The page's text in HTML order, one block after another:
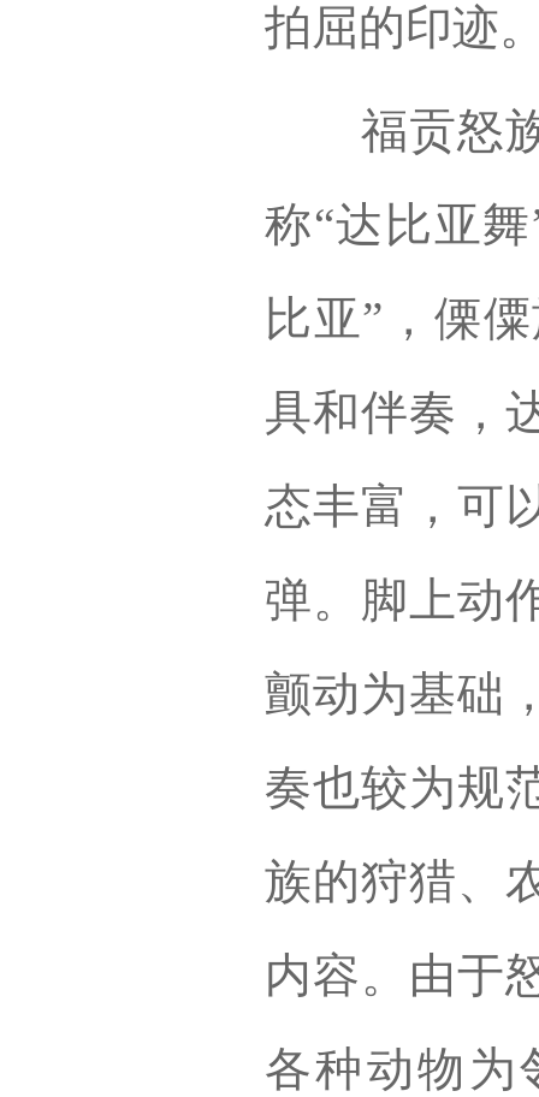
拍屈的印迹
福贡怒族
称“达比亚
比亚”，傈
具和伴奏，
态丰富，可
弹。脚上动
颤动为基础
奏也较为规
族的狩猎、
内容。由于
各种动物为